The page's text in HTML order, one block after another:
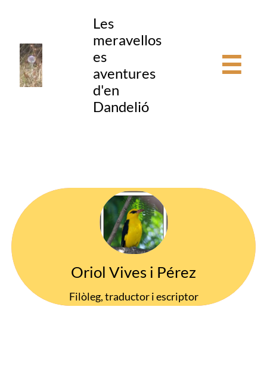
Les
meravellos
es
aventures
d'en
Dandelió

Oriol Vives i Pérez
Filòleg, traductor i escriptor